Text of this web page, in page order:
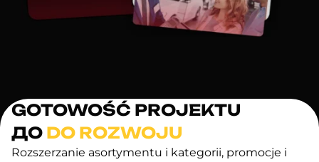
GOTOWOŚĆ PROJEKTU
ДО DO ROZWOJU
Rozszerzanie asortymentu i kategorii, promocje i